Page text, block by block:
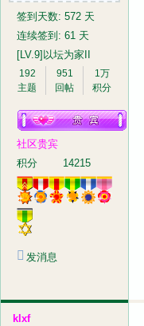
签到天数: 572 天
连续签到: 61 天
[LV.9]以坛为家II
192
主题
951
回帖
1万
积分
社区贵宾
积分
14215
发消息
klxf